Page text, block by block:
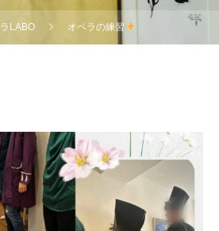
LABO オペラの練習